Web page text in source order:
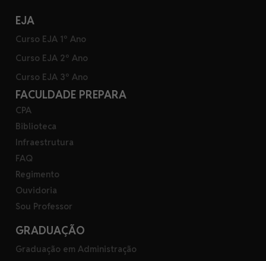
EJA
Curso EJA 1º Ano
Curso EJA 2º Ano
Curso EJA 3º Ano
FACULDADE PREPARA
CPA
Biblioteca
Infraestrutura
FAQ
Regimento
Ouvidoria
Sou Professor
GRADUAÇÃO
Graduação em Administração